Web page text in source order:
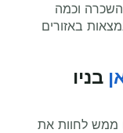
וכמה
באזורים
בניו
לחוות את